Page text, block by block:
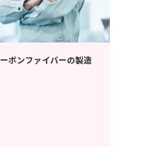
ボンファイバーの製造